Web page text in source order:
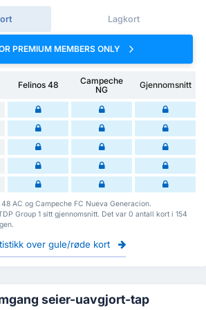
Lagkort
PREMIUM MEMBERS ONLY
Felinos 48
Campeche
NG
Gjennomsnitt
AC og Campeche FC Nueva Generacion.
Group 1 sitt gjennomsnitt. Det var 0 antall kort i 154
over gule/røde kort
seier-uavgjort-tap